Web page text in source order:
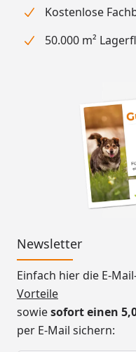
Kostenlose
50.000 m²
Newsletter
Einfach hier die E-
Vorteile
sowiesofort einen
per E-Mail sichern: